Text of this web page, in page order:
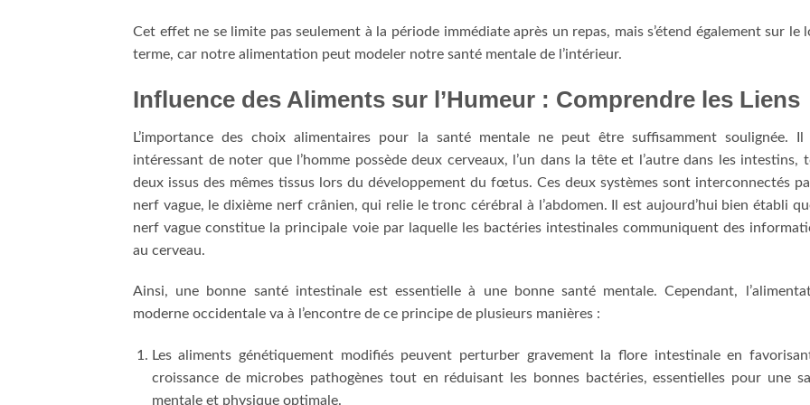
Cet effet ne se limite pas seulement à la période immédiate après un repas, mais s’étend également sur le
terme, car notre alimentation peut modeler notre santé mentale de l’intérieur.
Influence des Aliments sur l’Humeur : Comprendre les Liens
L’importance des choix alimentaires pour la santé mentale ne peut être suffisamment soulignée. Il
intéressant de noter que l’homme possède deux cerveaux, l’un dans la tête et l’autre dans les intestins,
deux issus des mêmes tissus lors du développement du fœtus. Ces deux systèmes sont interconnectés
nerf vague, le dixième nerf crânien, qui relie le tronc cérébral à l’abdomen. Il est aujourd’hui bien établi
nerf vague constitue la principale voie par laquelle les bactéries intestinales communiquent des
au cerveau.
Ainsi, une bonne santé intestinale est essentielle à une bonne santé mentale. Cependant,
moderne occidentale va à l’encontre de ce principe de plusieurs manières :
Les aliments génétiquement modifiés peuvent perturber gravement la flore intestinale en
croissance de microbes pathogènes tout en réduisant les bonnes bactéries, essentielles pour une
mentale et physique optimale.